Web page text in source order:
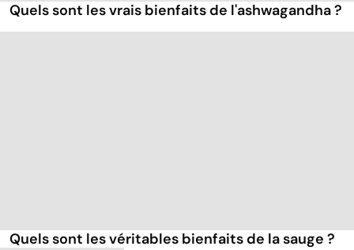
Quels sont les vrais bienfaits de l'ashwagandha ?
Quels sont les véritables bienfaits de la sauge ?